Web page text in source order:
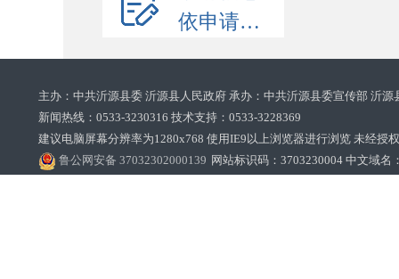
依申请公开
主办：中共沂源县委 沂源县人民政府 承办：中共沂源县委宣传部 沂
新闻热线：0533-3230316 技术支持：0533-3228369‌‌
建议电脑屏幕分辨率为1280x768 使用IE9以上浏览器进行浏览 未经授
鲁公网安备 37032302000139 网站标识码：3703230004 中文域名